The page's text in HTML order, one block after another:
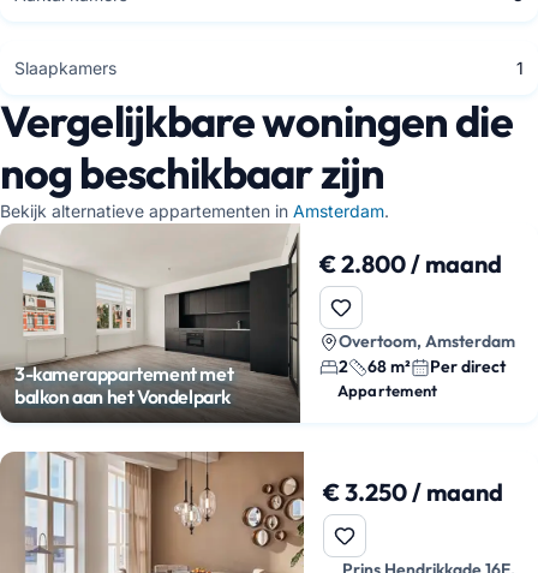
Slaapkamers 1
Vergelijkbare woningen die
nog beschikbaar zijn
Bekijk alternatieve appartementen in Amsterdam.
3-kamerappartement met
balkon aan het Vondelpark
€ 2.800 / maand
Overtoom, Amsterdam
2
68 m² Per direct
Appartement
€ 3.250 / maand